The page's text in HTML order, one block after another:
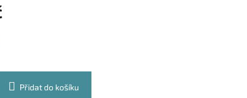
Přidat do košíku